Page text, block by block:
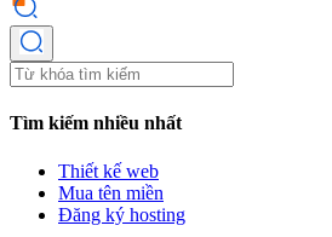
Tìm kiếm nhiều nhất
Thiết kế web
Mua tên miền
Đăng ký hosting